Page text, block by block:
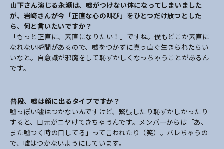
――山下さん演じる永瀬は、嘘がつけない体になってしまいました
が、岩﨑さんが今「正直な心の叫び」をひとつだけ放つとした
ら、何と言いたいですか？
「もっと正直に、素直になりたい！」ですね。僕もどこか素直に
なれない瞬間があるので、嘘をつかずに真っ直ぐ生きられたらい
いなと。自意識が邪魔をして恥ずかしくなっちゃうことがあるん
です。
――普段、嘘は顔に出るタイプですか？
嘘っぽい嘘はつかないんですけど、緊張したり恥ずかしかったり
すると、口元がニヤけてきちゃうんです。メンバーからは「あ、
また嘘つく時の口してる」って言われたり（笑）。バレちゃうの
で、嘘はつかないようにしています。